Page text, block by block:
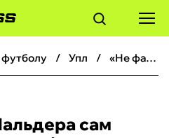
футболу упл «Не факт, що Мальдера сам приймав остаточне рішення»: Федорчук озвучив інсайд про вплив Реброва на збірну
сам